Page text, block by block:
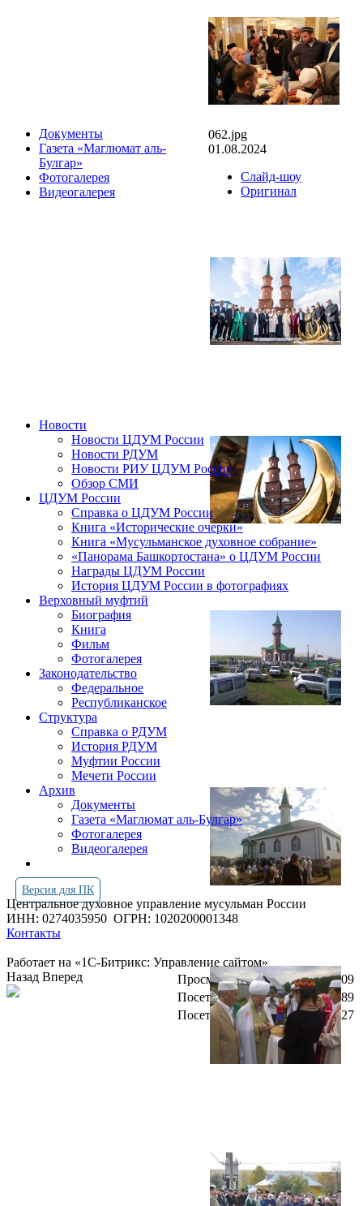
Документы
Газета «Маглюмат аль-
Булгар»
Фотогалерея
Видеогалерея
062.jpg
01.08.2024
Слайд-шоу
Оригинал
Новости
Новости ЦДУМ России
Новости РДУМ
Новости РИУ ЦДУМ России
Обзор СМИ
ЦДУМ России
Справка о ЦДУМ России
Книга «Исторические очерки»
Книга «Мусульманское духовное собрание»
«Панорама Башкортостана» о ЦДУМ России
Награды ЦДУМ России
История ЦДУМ России в фотографиях
Верховный муфтий
Биография
Книга
Фильм
Фотогалерея
Законодательство
Федеральное
Республиканское
Структура
Справка о РДУМ
История РДУМ
Муфтии России
Мечети России
Архив
Документы
Газета «Маглюмат аль-Булгар»
Фотогалерея
Видеогалерея
Версия для ПК
Центральное духовное управление мусульман России
ИНН: 0274035950 ОГРН: 1020200001348
Контакты
Работает на «1С-Битрикс: Управление сайтом»
Просмотров всего:
4264109
Посетителей сегодня:
4589
Посетителей в онлайн:
27
Назад Вперед